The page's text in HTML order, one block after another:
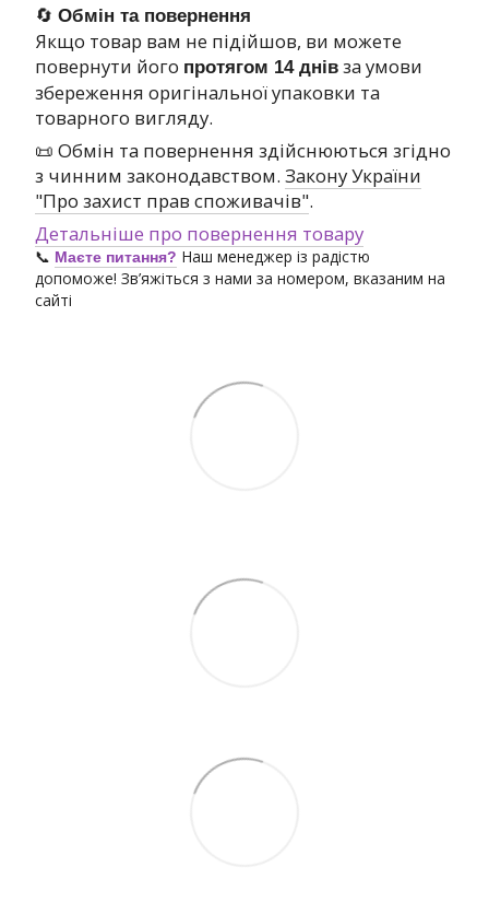
🔄 Обмін та повернення
Якщо товар вам не підійшов, ви можете
повернути його протягом 14 днів за умови
збереження оригінальної упаковки та
товарного вигляду.
📜 Обмін та повернення здійснюються згідно
з чинним законодавством. Закону України
"Про захист прав споживачів".
Детальніше про повернення товару
📞 Маєте питання? Наш менеджер із радістю
допоможе! Зв’яжіться з нами за номером, вказаним на
сайті